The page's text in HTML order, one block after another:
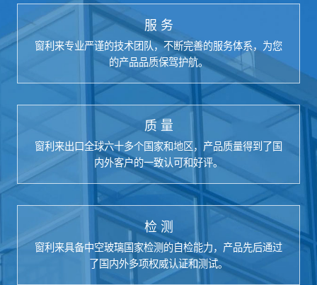
服 务
窗利来专业严谨的技术团队，不断完善的服务体系，为您
的产品品质保驾护航。
质 量
窗利来出口全球六十多个国家和地区，产品质量得到了国
内外客户的一致认可和好评。
检 测
窗利来具备中空玻璃国家检测的自检能力，产品先后通过
了国内外多项权威认证和测试。